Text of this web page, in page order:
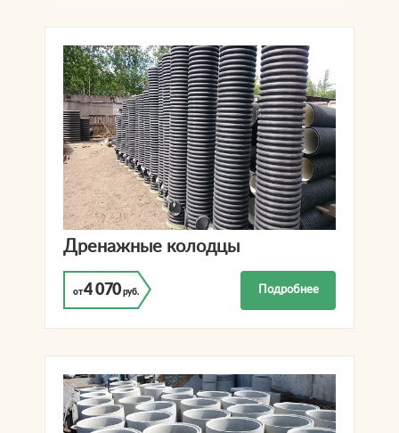
Дренажные колодцы
от4 070 руб. Подробнее